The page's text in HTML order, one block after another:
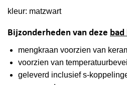
kleur: matzwart
Bijzonderheden van deze bad
mengkraan voorzien van
voorzien van
geleverd inclusief s-